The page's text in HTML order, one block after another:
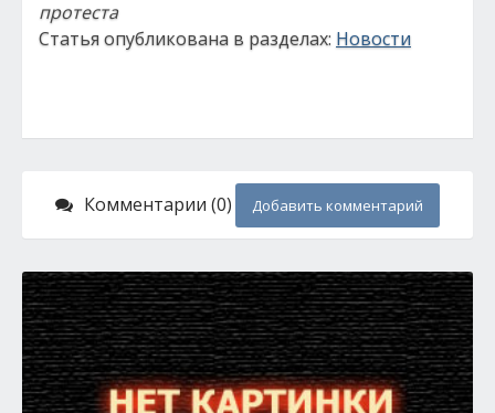
протеста
Статья опубликована в разделах: Новости
Комментарии (0) Добавить комментарий